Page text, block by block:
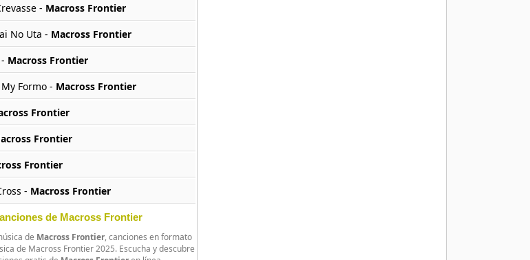
- Macross Frontier
No Uta - Macross Frontier
Macross Frontier
Formo - Macross Frontier
Frontier
Frontier
Frontier
- Macross Frontier
Diamond Crevasse - Macross Frontier
Macross Frontier
de Macross Frontier
de Macross Frontier, canciones en formato
de Macross Frontier 2025. Escucha y descubre